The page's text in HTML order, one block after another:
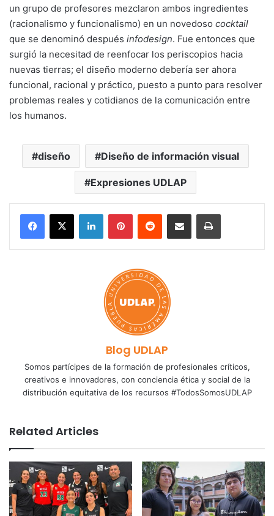
un grupo de profesores mezclaron ambos ingredientes
(racionalismo y funcionalismo) en un novedoso cocktail
que se denominó después infodesign. Fue entonces que
surgió la necesitad de reenfocar los periscopios hacia
nuevas tierras; el diseño moderno debería ser ahora
funcional, racional y práctico, puesto a punto para resolver
problemas reales y cotidianos de la comunicación entre
los humanos.
diseño Diseño de información visual
Expresiones UDLAP
LinkedInPinterestReddit Share via Email Print
Blog UDLAP
Somos partícipes de la formación de profesionales críticos,
creativos e innovadores, con conciencia ética y social de la
distribución equitativa de los recursos #TodosSomosUDLAP
Related Articles